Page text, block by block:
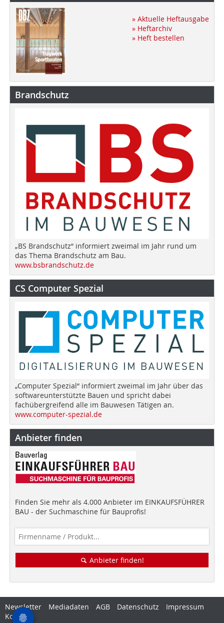
» Aktuelle Heftausgabe
» Heftarchiv
» Heft bestellen
Brandschutz
„BS Brandschutz“ informiert zweimal im Jahr rund um
das Thema Brandschutz am Bau.
www.bsbrandschutz.de
CS Computer Spezial
„Computer Spezial“ informiert zweimal im Jahr über das
softwareunterstützte Bauen und spricht dabei
fachübergreifend alle im Bauwesen Tätigen an.
www.computer-spezial.de
Anbieter finden
Finden Sie mehr als 4.000 Anbieter im EINKAUFSFÜHRER
BAU - der Suchmaschine für Bauprofis!
Anbieter finden!
Newsletter Mediadaten AGB Datenschutz
Impressum
Kontakt